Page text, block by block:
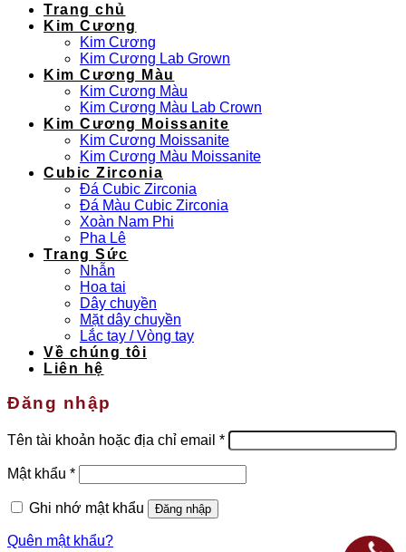
Trang chủ
Kim Cương
Kim Cương
Kim Cương Lab Grown
Kim Cương Màu
Kim Cương Màu
Kim Cương Màu Lab Crown
Kim Cương Moissanite
Kim Cương Moissanite
Kim Cương Màu Moissanite
Cubic Zirconia
Đá Cubic Zirconia
Đá Màu Cubic Zirconia
Xoàn Nam Phi
Pha Lê
Trang Sức
Nhẫn
Hoa tai
Dây chuyền
Mặt dây chuyền
Lắc tay / Vòng tay
Về chúng tôi
Liên hệ
Đăng nhập
Tên tài khoản hoặc địa chỉ email *Bắt
buộc
Mật khẩu *Bắt
buộc
Ghi nhớ mật khẩu
Đăng nhập
Quên mật khẩu?